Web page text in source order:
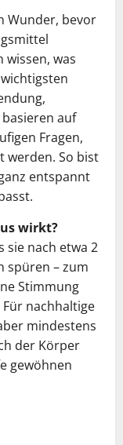
Wunder, bevor
was
auf
Fragen,
werden. So bist
entspannt
wirkt?
sie nach etwa 2
spüren – zum
Stimmung
nachhaltige
mindestens
der Körper
gewöhnen